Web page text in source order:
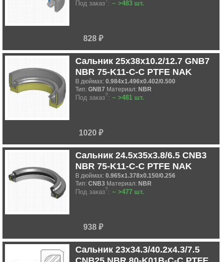
Под заказ : ~ >483 шт.
828 ₽
Сальник 25x38x10.2/12.7 GNB7
NBR 75-K11-C-C PTFE NAK
В дюймах: 0.984x1.496x0.402/0.500
Тип: GNB7 Материал: NBR
Под заказ?: ~ >481 шт.
1020 ₽
Сальник 24.5x35x3.8/6.5 CNB3
NBR 75-K11-C-C PTFE NAK
В дюймах: 0.965x1.378x0.150/0.256
Тип: CNB3 Материал: NBR
Под заказ?: ~ >477 шт.
938 ₽
Сальник 23x34.3/40.2x4.3/7.5